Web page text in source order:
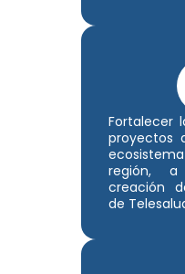
Fortalecer
proyectos
región,
creación
de